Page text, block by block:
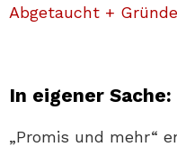
Abgetaucht +
In eigener Sache:
„Promis und mehr“